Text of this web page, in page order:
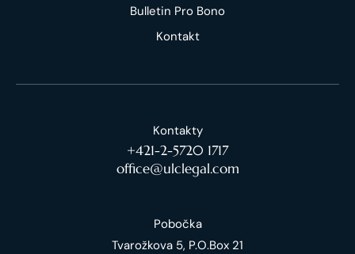
Bulletin Pro Bono
Kontakt
Kontakty
+421-2-5720 1717
office@ulclegal.com
Pobočka
Tvarožkova 5, P.O.Box 21